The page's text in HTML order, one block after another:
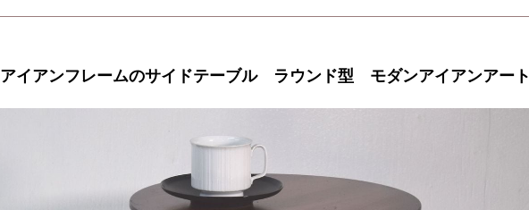
アイアンフレームのサイドテーブル ラウンド型 モダンアイアンアート